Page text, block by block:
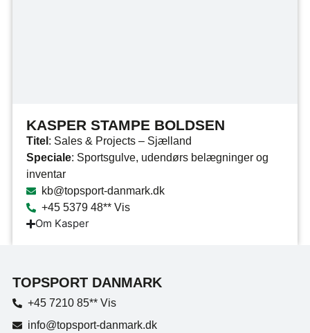
KASPER STAMPE BOLDSEN
Titel : Sales & Projects – Sjælland
Speciale: Sportsgulve, udendørs belægninger og
inventar
kb@topsport-danmark.dk
+45 5379 48** Vis
Om Kasper
TOPSPORT DANMARK
+45 7210 85** Vis
info@topsport-danmark.dk